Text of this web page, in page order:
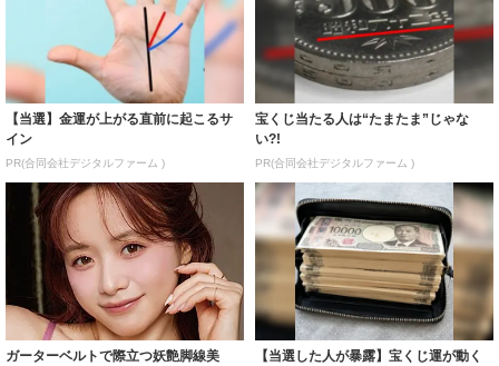
【当選】金運が上がる直前に起こるサ
イン
PR(合同会社デジタルファーム )
宝くじ当たる人は“たまたま”じゃな
い?!
PR(合同会社デジタルファーム )
ガーターベルトで際立つ妖艶脚線美
【当選した人が暴露】宝くじ運が動く